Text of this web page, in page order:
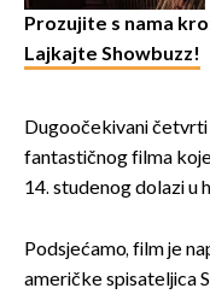
Prozujite s nama
Lajkajte Showbuzz!
Dugoočekivani
fantastičnog filma
14. studenog dolazi u
Podsjećamo, film je
američke spisateljica